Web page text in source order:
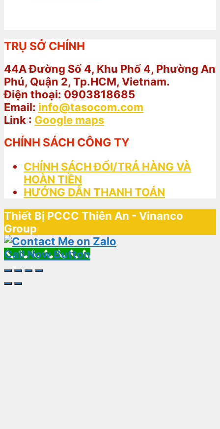
TRỤ SỞ CHÍNH
44A Đường Số 4, Khu Phố 4, Phường An
Phú, Quận 2, Tp.HCM, Vietnam.
Điện thoại: 0903818685
Email: info@tasocom.com
Link : Google maps
CHÍNH SÁCH CÔNG TY
CHÍNH SÁCH ĐỔI/TRẢ HÀNG VÀ
HOÀN TIỀN
HƯỚNG DẪN THANH TOÁN
Thiết Bị PCCC Thiên An - Vinanco
Group
Call Now Button